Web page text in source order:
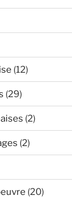
(12)
(29)
(2)
(2)
(20)